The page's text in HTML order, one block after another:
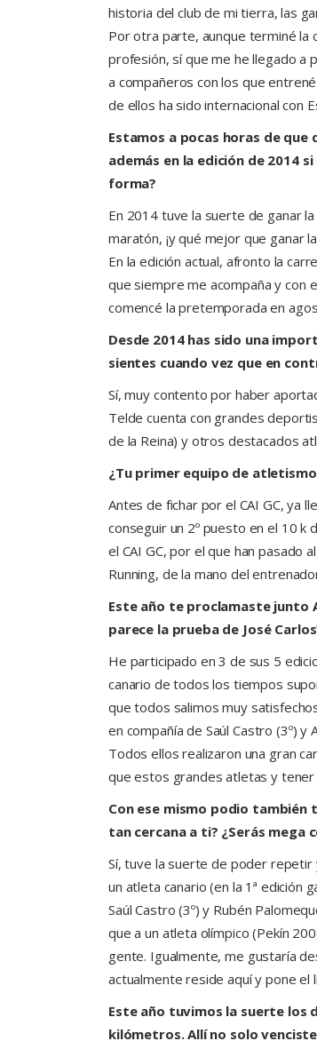
historia del club de mi tierra, las
Por otra parte, aunque terminé la
profesión, sí que me he llegado a
a compañeros con los que
de ellos ha sido internacional con
Estamos a pocas horas de que
además en la edición de 2014
forma?
En 2014 tuve la suerte de ganar
maratón, ¡y qué mejor que ganar
En la edición actual, afronto la
que siempre me acompaña y con
comencé la pretemporada en
Desde 2014 has sido una
sientes cuando vez que en
Sí, muy contento por haber
Telde cuenta con grandes
de la Reina) y otros destacados
¿Tu primer equipo de atletismo
Antes de fichar por el CAI GC, ya
conseguir un 2º puesto en el 10 k
el CAI GC, por el que han pasado
Running, de la mano del
Este año te proclamaste junto
parece la prueba de José
He participado en 3 de sus 5
canario de todos los tiempos
que todos salimos muy
en compañía de Saúl Castro (3º) y
Todos ellos realizaron una gran
que estos grandes atletas y tener
Con ese mismo podio también
tan cercana a ti? ¿Serás mega
Sí, tuve la suerte de poder repetir
un atleta canario (en la 1ª edición
Saúl Castro (3º) y Rubén
que a un atleta olímpico (Pekín
gente. Igualmente, me gustaría
actualmente reside aquí y pone el
Este año tuvimos la suerte los
kilómetros. Allí no solo